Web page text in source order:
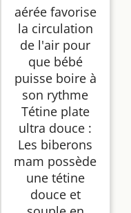
aérée favorise
la circulation
de l'air pour
que bébé
puisse boire à
son rythme
Tétine plate
ultra douce :
Les biberons
mam possède
une tétine
douce et